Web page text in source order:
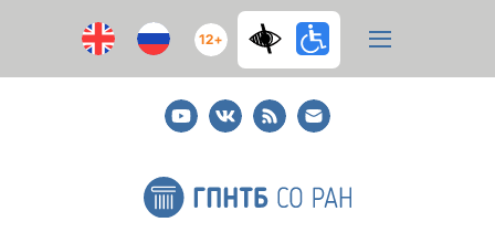
12+
YoutubeВКонтакте
RSS
E-
mail
подписка